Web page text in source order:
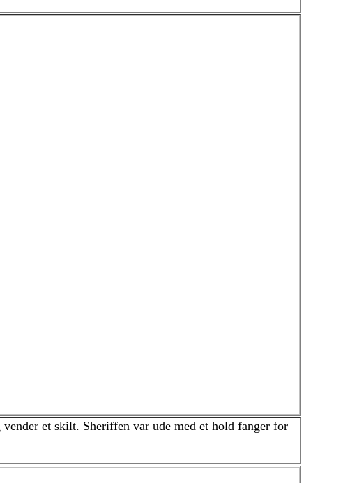
et skilt. Sheriffen var ude med et hold fanger for